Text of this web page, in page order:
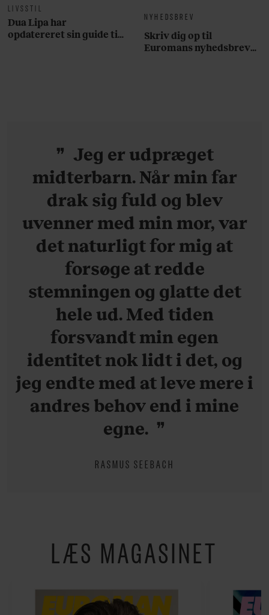
LIVSSTIL
Dua Lipa har
opdatereret sin guide til
NYHEDSBREV
Skriv dig op til
Euromans nyhedsbrev
Jeg er udpræget
midterbarn. Når min far
drak sig fuld og blev
uvenner med min mor, var
det naturligt for mig at
forsøge at redde
stemningen og glatte det
hele ud. Med tiden
forsvandt min egen
identitet nok lidt i det, og
jeg endte med at leve mere i
andres behov end i mine
egne.
RASMUS SEEBACH
LÆS MAGASINET